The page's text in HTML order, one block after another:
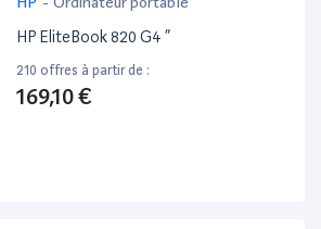
HP EliteBook 820 G4 ”
210 offres à partir de :
169,10 €